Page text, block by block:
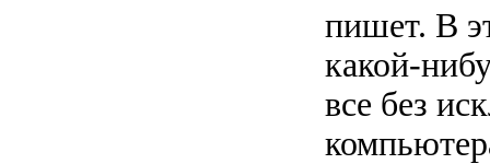
пишет. В
какой-
все без